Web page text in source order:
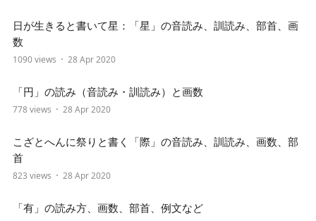
日が生きると書いて星：「星」の音読み、訓読み、部首、画
数
1090 views 28 Apr 2020
「円」の読み（音読み・訓読み）と画数
778 views 28 Apr 2020
こざとへんに祭りと書く「際」の音読み、訓読み、画数、部
首
823 views 28 Apr 2020
「有」の読み方、画数、部首、例文など